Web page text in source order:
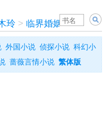
玲 > 临界婚姻（精编版）
外国小说 侦探小说 科幻小
蔷薇言情小说 繁体版